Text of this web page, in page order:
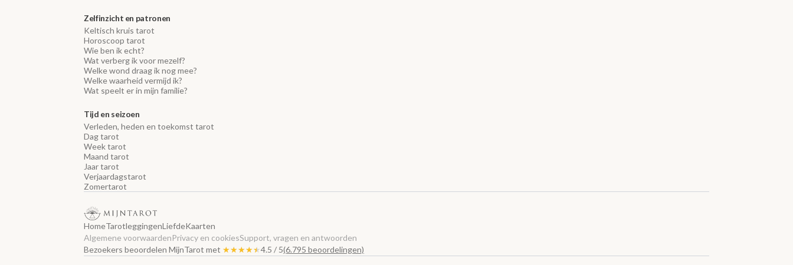
Zelfinzicht en patronen
Keltisch kruis tarot
Horoscoop tarot
Wie ben ik echt?
Wat verberg ik voor mezelf?
Welke wond draag ik nog mee?
Welke waarheid vermijd ik?
Wat speelt er in mijn familie?
Tijd en seizoen
Verleden, heden en toekomst tarot
Dag tarot
Week tarot
Maand tarot
Jaar tarot
Verjaardagstarot
Zomertarot
HomeTarotleggingenLiefdeKaarten
Algemene voorwaardenPrivacy en cookiesSupport, vragen en antwoorden
Bezoekers beoordelen MijnTarot met ★★★★★
★★★★★4.5 / 5(6.795 beoordelingen)